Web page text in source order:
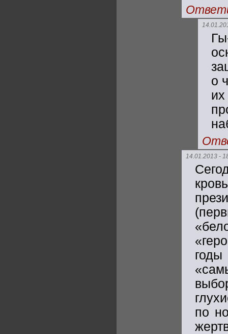
о
14.01.2013 -
годы
по